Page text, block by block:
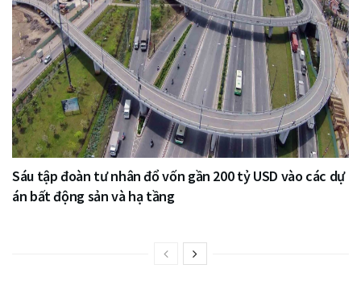
Sáu tập đoàn tư nhân đổ vốn gần 200 tỷ USD vào các dự
án bất động sản và hạ tầng